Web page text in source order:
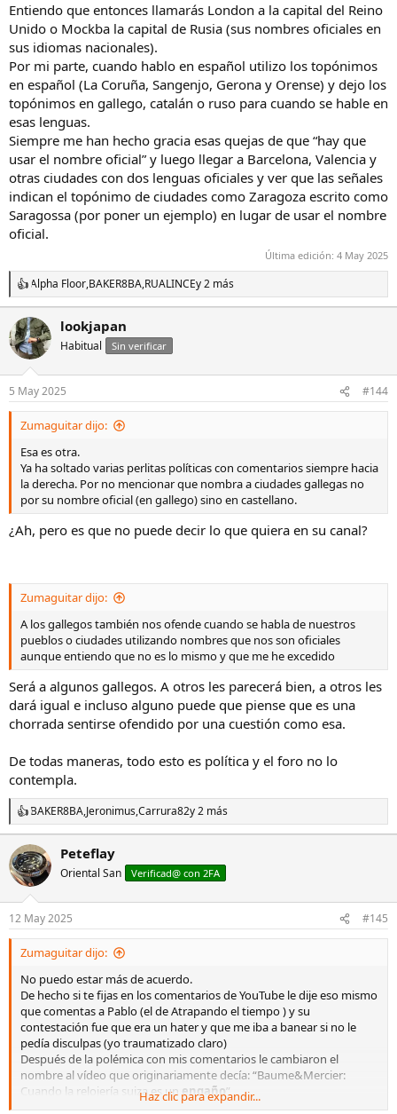
Entiendo que entonces llamarás London a la capital del Reino
Unido o Mockba la capital de Rusia (sus nombres oficiales en
sus idiomas nacionales).
Por mi parte, cuando hablo en español utilizo los topónimos
en español (La Coruña, Sangenjo, Gerona y Orense) y dejo los
topónimos en gallego, catalán o ruso para cuando se hable en
esas lenguas.
Siempre me han hecho gracia esas quejas de que “hay que
usar el nombre oficial” y luego llegar a Barcelona, Valencia y
otras ciudades con dos lenguas oficiales y ver que las señales
indican el topónimo de ciudades como Zaragoza escrito como
Saragossa (por poner un ejemplo) en lugar de usar el nombre
oficial.
Última edición: 4 May 2025
R
e
a
c
c
i
o
n
e
Alpha Floor,BAKER8BA,RUALINCEy 2 más
lookjapan
Habitual Sin verificar
5 May 2025 #144
Zumaguitar dijo:
Esa es otra.
Ya ha soltado varias perlitas políticas con comentarios siempre hacia
la derecha. Por no mencionar que nombra a ciudades gallegas no
por su nombre oficial (en gallego) sino en castellano.
¿Ah, pero es que no puede decir lo que quiera en su canal?
Zumaguitar dijo:
A los gallegos también nos ofende cuando se habla de nuestros
pueblos o ciudades utilizando nombres que nos son oficiales
aunque entiendo que no es lo mismo y que me he excedido
Será a algunos gallegos. A otros les parecerá bien, a otros les
dará igual e incluso alguno puede que piense que es una
chorrada sentirse ofendido por una cuestión como esa.
De todas maneras, todo esto es política y el foro no lo
contempla.
R
e
a
c
c
i
o
n
e
BAKER8BA,Jeronimus,Carrura82y 2 más
Peteflay
Oriental San Verificad@ con 2FA
12 May 2025 #145
Zumaguitar dijo:
No puedo estar más de acuerdo.
De hecho si te fijas en los comentarios de YouTube le dije eso mismo
que comentas a Pablo (el de Atrapando el tiempo ) y su
contestación fue que era un hater y que me iba a banear si no le
pedía disculpas (yo traumatizado claro)
Después de la polémica con mis comentarios le cambiaron el
nombre al vídeo que originariamente decía: “Baume&Mercier:
Cuando la relojería suiza es un engaño”
El hombre este (Pablo) se compra un Baume de más de 10 años que
Haz clic para expandir...